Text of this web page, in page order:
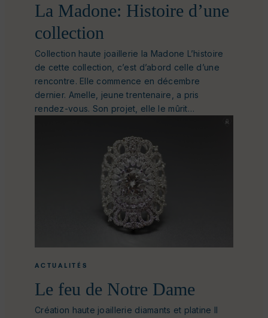
La Madone: Histoire d’une
collection
Collection haute joaillerie la Madone L’histoire
de cette collection, c’est d’abord celle d’une
rencontre. Elle commence en décembre
dernier. Amelle, jeune trentenaire, a pris
rendez-vous. Son projet, elle le mûrit…
ACTUALITÉS
Le feu de Notre Dame
Création haute joaillerie diamants et platine Il